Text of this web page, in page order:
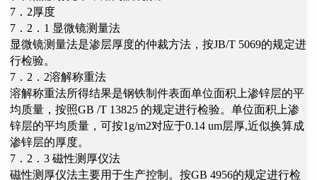
7．2厚度
7．2．1 显微镜测量法
显微镜测量法是渗层厚度的仲裁方法，按JB/T 5069的规定进
行检验。
7．2．2溶解称重法
溶解称重法所得结果是钢铁制件表面单位面积上渗锌层的平
均质量，按照GB /T 13825 的规定进行检验。单位面积上渗
锌层的平均质量，可按1g/m2对应于0.14 um层厚,近似换算成
渗锌层的厚度。
7．2．3 磁性测厚仪法
磁性测厚仪法主要用于生产控制。按GB 4956的规定进行检